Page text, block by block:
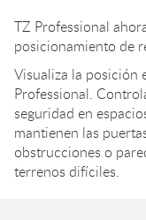
TZ Professional
posicionamiento de
Visualiza la posición
Professional.
seguridad en
mantienen las
obstrucciones o
terrenos difíciles.